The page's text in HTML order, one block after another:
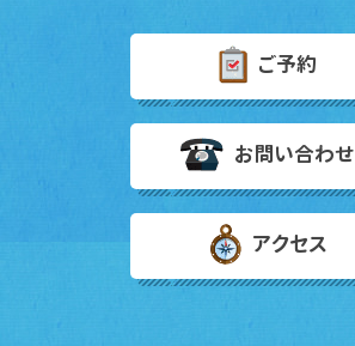
ご予約
お問い合わせ
アクセス